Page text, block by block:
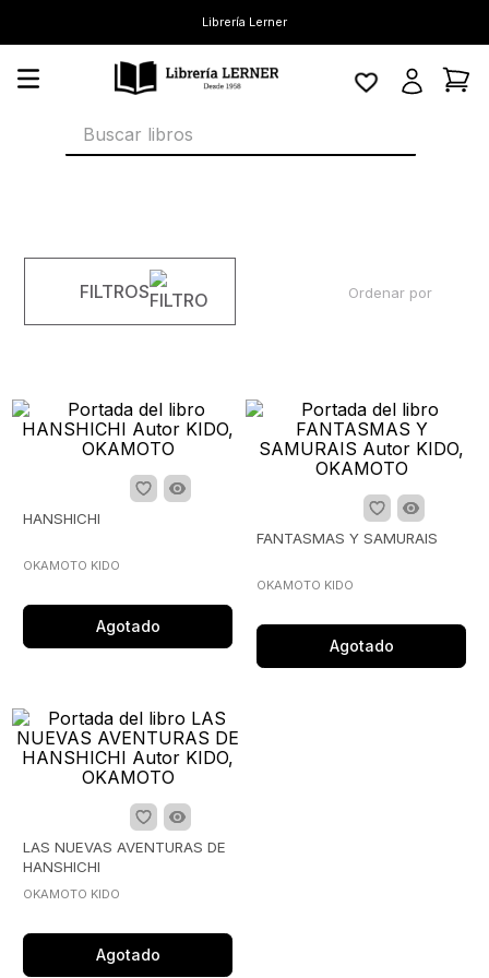
Librería Lerner
Buscar libros
FILTROS Ordenar por
HANSHICHI
OKAMOTO KIDO
Agotado
FANTASMAS Y SAMURAIS
OKAMOTO KIDO
Agotado
LAS NUEVAS AVENTURAS DE
HANSHICHI
OKAMOTO KIDO
Agotado